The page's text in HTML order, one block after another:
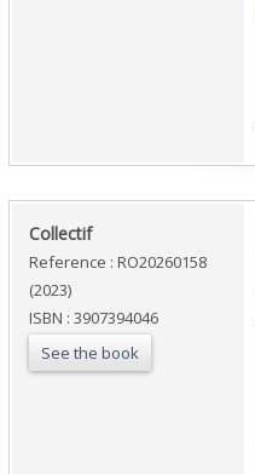
‎Collectif‎
Reference : RO20260158
(2023)
ISBN : 3907394046
See the book